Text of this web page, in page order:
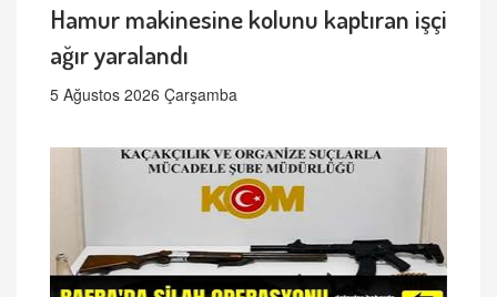
Hamur makinesine kolunu kaptıran işçi
ağır yaralandı
5 Ağustos 2026 Çarşamba